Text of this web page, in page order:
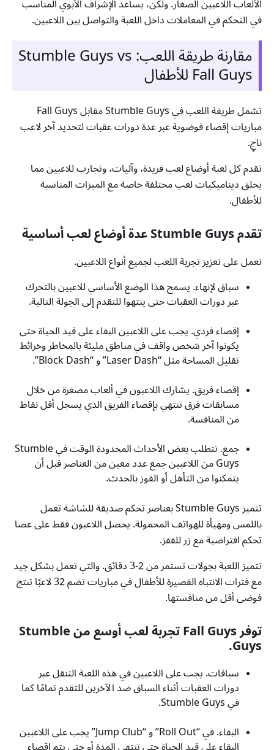
الألعاب اللاعبين الصغار. ولكن، يساعد الإشراف الأبوي المناسب
في التحكم في المعاملات داخل اللعبة والتواصل بين اللاعبين.
مقارنة طريقة اللعب: Stumble Guys vs
Fall Guys للأطفال
تشمل طريقة اللعب في Stumble Guys مقابل Fall Guys
مباريات إقصاء فوضوية عبر عدة دورات عقبات لتحديد آخر لاعب
ناجٍ.
تقدم كل لعبة أوضاع لعب فريدة، وآليات، وتجارب للاعبين مما
يخلق ديناميكيات لعب مختلفة خاصة مع الميزات المناسبة
للأطفال.
تقدم Stumble Guys عدة أوضاع لعب أساسية
تعمل على تعزيز تجربة اللعب لجميع أنواع اللاعبين.
سباق لإنهاء. يسمح هذا الوضع الأساسي للاعبين بالتحرك
عبر دورات العقبات حتى ينتهوا للتقدم إلى الجولة التالية.
إقصاء فردي. يجب على اللاعبين البقاء على قيد الحياة حتى
يكونوا آخر شخص واقف في مناطق مليئة بالمخاطر وخرائط
تقليل المساحة مثل “Laser Dash” و “Block Dash”.
إقصاء فريق. يشارك اللاعبون في ألعاب مصغرة من خلال
مسابقات فرق تنتهي بإقصاء الفريق الذي يسجل أقل نقاط
من المنافسة.
جمع. تتطلب بعض الأحداث المحدودة الوقت في Stumble
Guys من اللاعبين جمع عدد معين من العناصر قبل أن
يتمكنوا من التأهل أو الفوز بالحدث.
تتميز Stumble Guys بعناصر تحكم صديقة للشاشة تعمل
باللمس ومهيأة للهواتف المحمولة. يحصل اللاعبون فقط على عصا
تحكم افتراضية مع زر للقفز.
تتميز اللعبة بجولات تستمر من 2-3 دقائق. والتي تعمل بشكل جيد
مع فترات الانتباه القصيرة للأطفال في مباريات تضم 32 لاعبًا تنتج
فوضى أقل من منافستها.
توفر Fall Guys تجربة لعب أوسع من Stumble
Guys.
سباقات. يجب على اللاعبين في هذه اللعبة التنقل عبر
دورات العقبات أثناء السباق ضد الآخرين للتقدم تمامًا كما
في Stumble Guys.
البقاء. في “Roll Out” و “Jump Club” يجب على اللاعبين